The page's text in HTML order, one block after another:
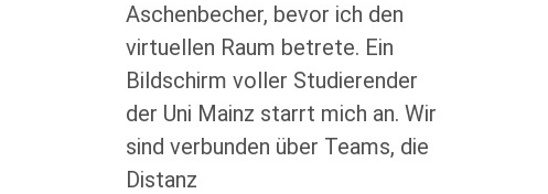
Aschenbecher, bevor ich den
virtuellen Raum betrete. Ein
Bildschirm voller Studierender
der Uni Mainz starrt mich an. Wir
sind verbunden über Teams, die
Distanz